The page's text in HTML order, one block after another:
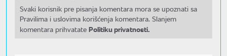
Svaki korisnik pre pisanja komentara mora se upoznati sa
Pravilima i uslovima korišćenja komentara. Slanjem
komentara prihvatate Politiku privatnosti.